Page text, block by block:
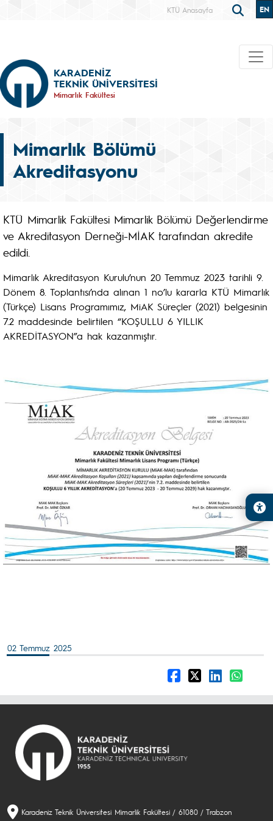
KTÜ Anasayfa EN
KARADENİZ
TEKNİK ÜNİVERSİTESİ
Mimarlık Fakültesi
Mimarlık Bölümü
Akreditasyonu
KTÜ Mimarlik Fakültesi Mimarlik Bölümü Değerlendirme
ve Akreditasyon Derneği-MİAK tarafından akredite
edildi.
Mimarlık Akreditasyon Kurulu’nun 20 Temmuz 2023 tarihli 9.
Dönem 8. Toplantısı’nda alınan 1 no’lu kararla KTÜ Mimarlık
(Türkçe) Lisans Programımız, MiAK Süreçler (2021) belgesinin
7.2 maddesinde belirtilen “KOŞULLU 6 YILLIK
AKREDİTASYON”a hak kazanmıştır.
02 Temmuz 2025
Karadeniz Teknik Üniversitesi Mimarlik Fakültesi / 61080 / Trabzon